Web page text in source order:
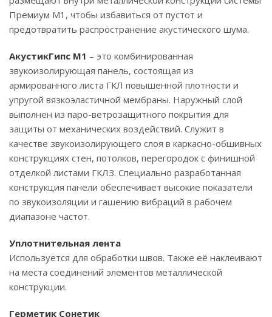
Премиум М1, чтобы избавиться от пустот и
предотвратить распространение акустического шума.
АкустикГипс М1 – это комбинированная
звукоизолирующая панель, состоящая из
армированного листа ГКЛ повышенной плотности и
упругой вязкоэластичной мембраны. Наружный слой
выполнен из паро-ветрозащитного покрытия для
защиты от механических воздействий. Служит в
качестве звукоизолирующего слоя в каркасно-обшивных
конструкциях стен, потолков, перегородок с финишной
отделкой листами ГКЛЗ. Специально разработанная
конструкция панели обеспечивает высокие показатели
по звукоизоляции и гашению вибраций в рабочем
диапазоне частот.
Уплотнительная лента
Используется для обработки швов. Также её наклеивают
на места соединений элементов металлической
конструкции.
Герметик Сонетик